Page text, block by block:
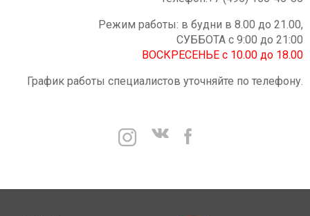
Режим работы: в будни в 8.00 до 21.00,
СУББОТА с 9:00 до 21:00
ВОСКРЕСЕНЬЕ с 10.00 до 18.00
График работы специалистов уточняйте по телефону.